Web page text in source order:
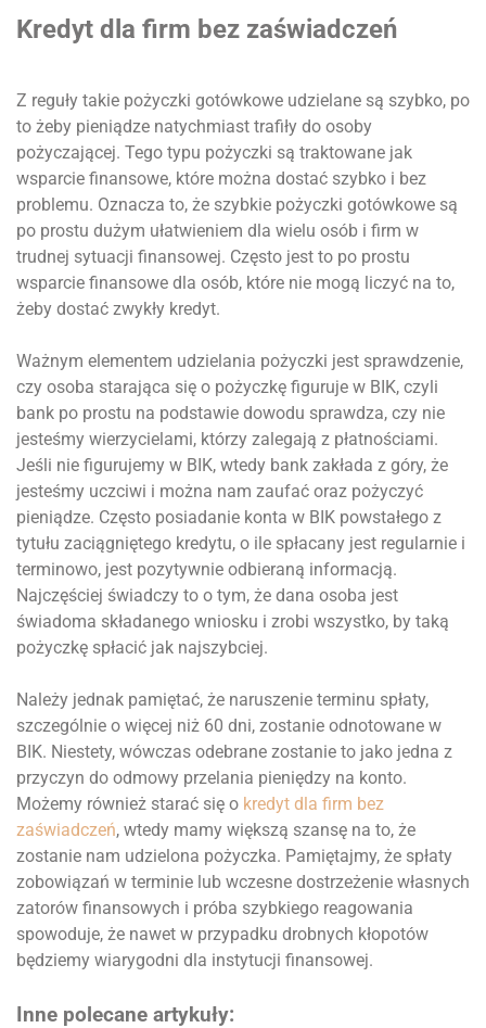
Kredyt dla firm bez zaświadczeń
Z reguły takie pożyczki gotówkowe udzielane są szybko, po
to żeby pieniądze natychmiast trafiły do osoby
pożyczającej. Tego typu pożyczki są traktowane jak
wsparcie finansowe, które można dostać szybko i bez
problemu. Oznacza to, że szybkie pożyczki gotówkowe są
po prostu dużym ułatwieniem dla wielu osób i firm w
trudnej sytuacji finansowej. Często jest to po prostu
wsparcie finansowe dla osób, które nie mogą liczyć na to,
żeby dostać zwykły kredyt.
Ważnym elementem udzielania pożyczki jest sprawdzenie,
czy osoba starająca się o pożyczkę figuruje w BIK, czyli
bank po prostu na podstawie dowodu sprawdza, czy nie
jesteśmy wierzycielami, którzy zalegają z płatnościami.
Jeśli nie figurujemy w BIK, wtedy bank zakłada z góry, że
jesteśmy uczciwi i można nam zaufać oraz pożyczyć
pieniądze. Często posiadanie konta w BIK powstałego z
tytułu zaciągniętego kredytu, o ile spłacany jest regularnie i
terminowo, jest pozytywnie odbieraną informacją.
Najczęściej świadczy to o tym, że dana osoba jest
świadoma składanego wniosku i zrobi wszystko, by taką
pożyczkę spłacić jak najszybciej.
Należy jednak pamiętać, że naruszenie terminu spłaty,
szczególnie o więcej niż 60 dni, zostanie odnotowane w
BIK. Niestety, wówczas odebrane zostanie to jako jedna z
przyczyn do odmowy przelania pieniędzy na konto.
Możemy również starać się o kredyt dla firm bez
zaświadczeń, wtedy mamy większą szansę na to, że
zostanie nam udzielona pożyczka. Pamiętajmy, że spłaty
zobowiązań w terminie lub wczesne dostrzeżenie własnych
zatorów finansowych i próba szybkiego reagowania
spowoduje, że nawet w przypadku drobnych kłopotów
będziemy wiarygodni dla instytucji finansowej.
Inne polecane artykuły: